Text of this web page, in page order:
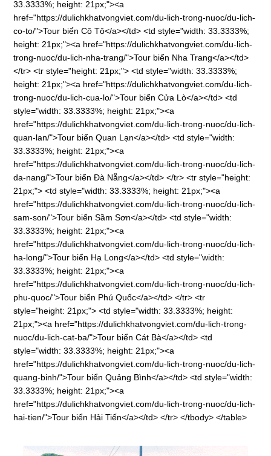
33.3333%; height: 21px;"><a
href="https://dulichkhatvongviet.com/du-lich-trong-nuoc/du-lich-
co-to/">Tour biển Cô Tô</a></td> <td style="width: 33.3333%;
height: 21px;"><a href="https://dulichkhatvongviet.com/du-lich-
trong-nuoc/du-lich-nha-trang/">Tour biển Nha Trang</a></td>
</tr> <tr style="height: 21px;"> <td style="width: 33.3333%;
height: 21px;"><a href="https://dulichkhatvongviet.com/du-lich-
trong-nuoc/du-lich-cua-lo/">Tour biển Cửa Lò</a></td> <td
style="width: 33.3333%; height: 21px;"><a
href="https://dulichkhatvongviet.com/du-lich-trong-nuoc/du-lich-
quan-lan/">Tour biển Quan Lạn</a></td> <td style="width:
33.3333%; height: 21px;"><a
href="https://dulichkhatvongviet.com/du-lich-trong-nuoc/du-lich-
da-nang/">Tour biển Đà Nẵng</a></td> </tr> <tr style="height:
21px;"> <td style="width: 33.3333%; height: 21px;"><a
href="https://dulichkhatvongviet.com/du-lich-trong-nuoc/du-lich-
sam-son/">Tour biển Sầm Sơn</a></td> <td style="width:
33.3333%; height: 21px;"><a
href="https://dulichkhatvongviet.com/du-lich-trong-nuoc/du-lich-
ha-long/">Tour biển Hạ Long</a></td> <td style="width:
33.3333%; height: 21px;"><a
href="https://dulichkhatvongviet.com/du-lich-trong-nuoc/du-lich-
phu-quoc/">Tour biển Phú Quốc</a></td> </tr> <tr
style="height: 21px;"> <td style="width: 33.3333%; height:
21px;"><a href="https://dulichkhatvongviet.com/du-lich-trong-
nuoc/du-lich-cat-ba/">Tour biển Cát Bà</a></td> <td
style="width: 33.3333%; height: 21px;"><a
href="https://dulichkhatvongviet.com/du-lich-trong-nuoc/du-lich-
quang-binh/">Tour biển Quảng Bình</a></td> <td style="width:
33.3333%; height: 21px;"><a
href="https://dulichkhatvongviet.com/du-lich-trong-nuoc/du-lich-
hai-tien/">Tour biển Hải Tiến</a></td> </tr> </tbody> </table>